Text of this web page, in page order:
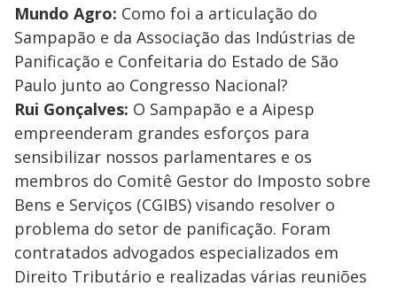
Mundo Agro: Como foi a articulação do
Sampapão e da Associação das Indústrias de
Panificação e Confeitaria do Estado de São
Paulo junto ao Congresso Nacional?
Rui Gonçalves: O Sampapão e a Aipesp
empreenderam grandes esforços para
sensibilizar nossos parlamentares e os
membros do Comitê Gestor do Imposto sobre
Bens e Serviços (CGIBS) visando resolver o
problema do setor de panificação. Foram
contratados advogados especializados em
Direito Tributário e realizadas várias reuniões